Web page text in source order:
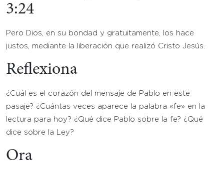
3:24
Pero Dios, en su bondad y gratuitamente, los hace
justos, mediante la liberación que realizó Cristo Jesús.
Reflexiona
¿Cuál es el corazón del mensaje de Pablo en este
pasaje? ¿Cuántas veces aparece la palabra «fe» en la
lectura para hoy? ¿Qué dice Pablo sobre la fe? ¿Qué
dice sobre la Ley?
Ora